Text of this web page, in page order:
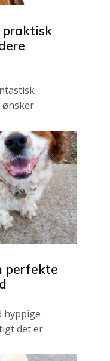
praktisk
ønsker
perfekte
hyppige
det er